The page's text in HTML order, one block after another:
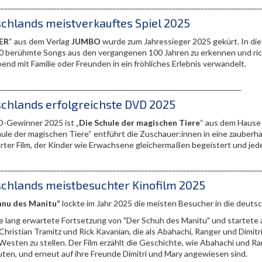
meistverkauftes Spiel 2025
“ aus dem VerlagJUMBO wurde zum Jahressieger 2025 gekürt. In
berühmte Songs aus den vergangenen 100 Jahren zu erkennen und
mit Familie oder Freunden in ein fröhliches Erlebnis verwandelt.
erfolgreichste DVD 2025
Gewinner 2025 ist „Die Schule der magischen Tiere“ aus dem Hause
der magischen Tiere“ entführt die Zuschauer:innen in eine
Film, der Kinder wie Erwachsene gleichermaßen begeistert und
meistbesuchter Kinofilm 2025
des Manitu“lockte im Jahr 2025 die meisten Besucher in die
lang erwartete Fortsetzung von "Der Schuh des Manitu" und
Tramitz und Rick Kavanian, die als Abahachi, Ranger und
zu stellen. Der Film erzählt die Geschichte, wie Abahachi und
und erneut auf ihre Freunde Dimitri und Mary angewiesen sind.